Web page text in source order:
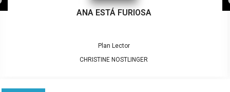
ANA ESTÁ FURIOSA
Plan Lector
CHRISTINE NOSTLINGER